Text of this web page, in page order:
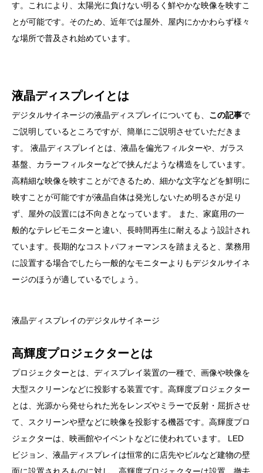
す。これにより、太陽光に負けない明るく鮮やかな映像を映すこ
とが可能です。そのため、近年では屋外、屋内にかかわらず様々
な場所で普及され始めています。
液晶ディスプレイとは
デジタルサイネージの液晶ディスプレイについても、 この記事で
ご説明しているところですが、簡単にご説明させていただきま
す。 液晶ディスプレイとは、液晶を偏光フィルターや、ガラス
基盤、カラーフィルターなどで挟んだような構造をしています。
高精細な映像を映すことができるため、細かな文字などを鮮明に
映すことが可能ですが液晶自体は発光しないため明るさが足り
ず、屋外の設置には不向きとなっています。 また、家庭用の一
般的なテレビモニターと違い、長時間再生に耐えるよう設計され
ています。長期的なコストパフォーマンスを踏まえると、業務用
に設置する場合でしたら一般的なモニターよりもデジタルサイネ
ージのほうが適しているでしょう。
液晶ディスプレイのデジタルサイネージ
高輝度プロジェクターとは
プロジェクターとは、ディスプレイ装置の一種で、画像や映像を
大型スクリーンなどに投影する装置です。高輝度プロジェクター
とは、光源から発せられた光をレンズやミラーで反射・屈折させ
て、スクリーンや壁などに映像を投影する機器です。高輝度プロ
ジェクターは、映画館やイベントなどに使われています。 LED
ビジョン、液晶ディスプレイは恒常的に店先やビルなど建物の壁